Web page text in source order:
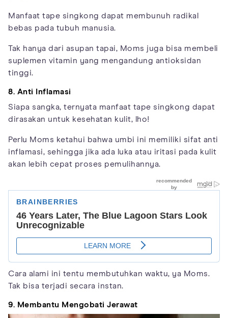
Manfaat tape singkong dapat membunuh radikal
bebas pada tubuh manusia.
Tak hanya dari asupan tapai, Moms juga bisa membeli
suplemen vitamin yang mengandung antioksidan
tinggi.
8. Anti Inflamasi
Siapa sangka, ternyata manfaat tape singkong dapat
dirasakan untuk kesehatan kulit, lho!
Perlu Moms ketahui bahwa umbi ini memiliki sifat anti
inflamasi, sehingga jika ada luka atau iritasi pada kulit
akan lebih cepat proses pemulihannya.
Cara alami ini tentu membutuhkan waktu, ya Moms.
Tak bisa terjadi secara instan.
9. Membantu Mengobati Jerawat